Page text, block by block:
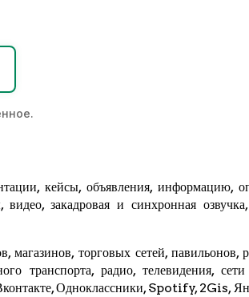
кейсы, объявления, информацию,
закадровая и синхронная озвучка,
магазинов, торговых сетей, павильонов,
транспорта, радио, телевидения,
, Одноклассники, Spotify,2Gis,